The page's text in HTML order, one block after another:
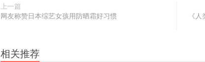
上一篇
网友称赞日本综艺女孩用防晒霜好习惯
《
相关推荐